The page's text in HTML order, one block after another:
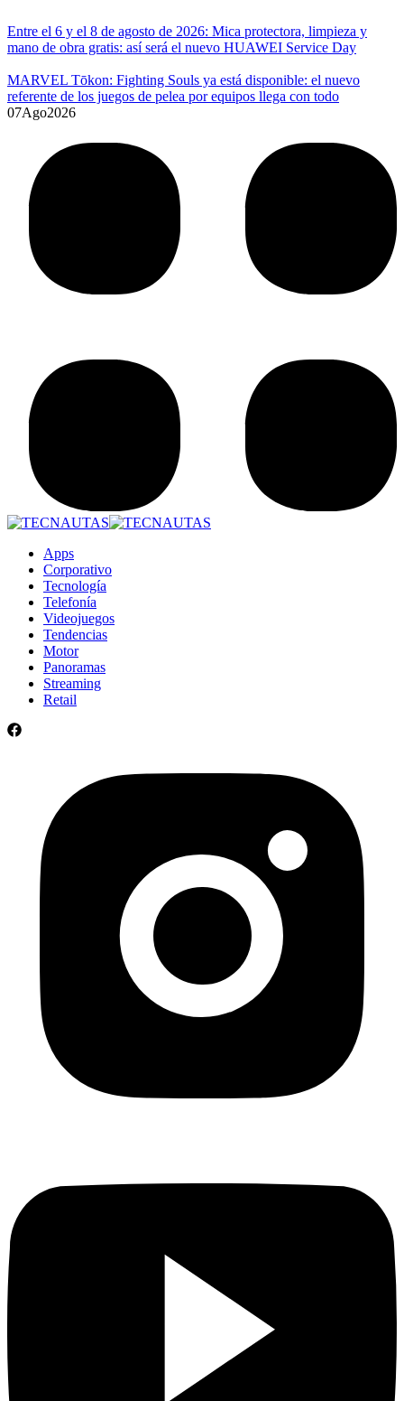
Entre el 6 y el 8 de agosto de 2026: Mica protectora, limpieza y
mano de obra gratis: así será el nuevo HUAWEI Service Day
MARVEL Tōkon: Fighting Souls ya está disponible: el nuevo
referente de los juegos de pelea por equipos llega con todo
07Ago2026
Apps
Corporativo
Tecnología
Telefonía
Videojuegos
Tendencias
Motor
Panoramas
Streaming
Retail